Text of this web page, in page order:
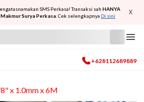
SMS Perkasa! Transaksi sah HANYA
Makmur Surya Perkasa . Cek selengkapnya Di sini X
+628112689889
x 1.0mm x 6M